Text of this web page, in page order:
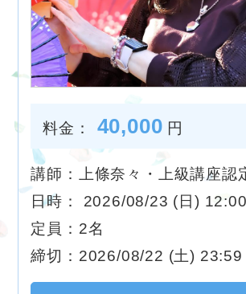
料金： 40,000 円
講師：上條奈々・上級講座認
日時： 2026/08/23 (日)
定員：2名
締切：2026/08/22 (土) 23:59